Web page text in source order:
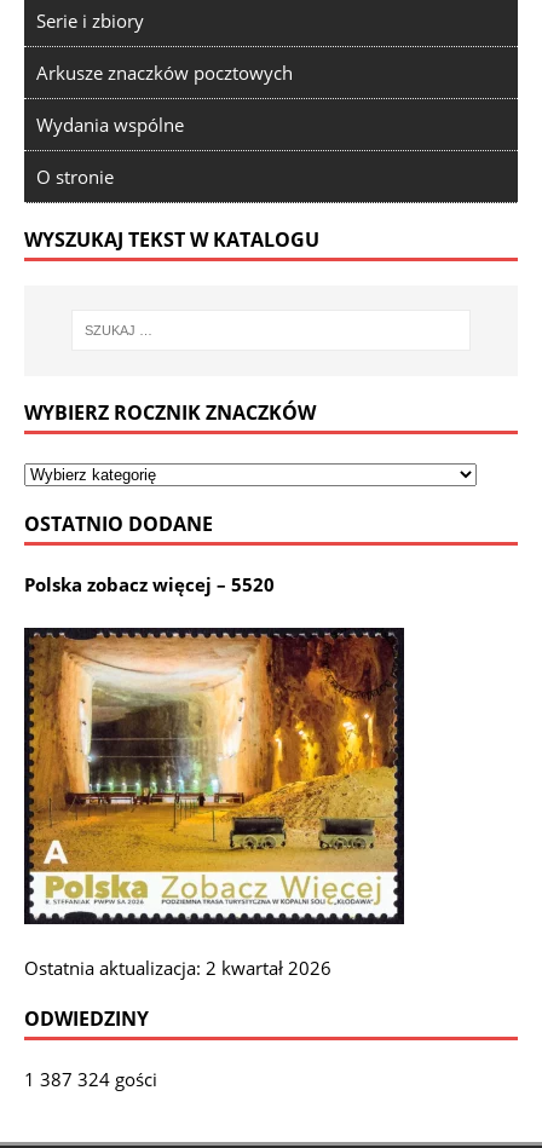
Serie i zbiory
Arkusze znaczków pocztowych
Wydania wspólne
O stronie
WYSZUKAJ TEKST W KATALOGU
WYBIERZ ROCZNIK ZNACZKÓW
OSTATNIO DODANE
Polska zobacz więcej – 5520
Ostatnia aktualizacja: 2 kwartał 2026
ODWIEDZINY
1 387 324 gości